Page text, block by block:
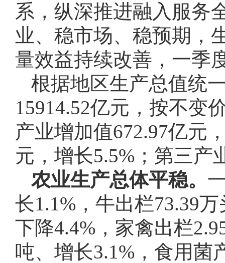
系，纵深推进融入服务
业、稳市场、稳预期，
量效益持续改善，一季
根据地区生产总值统
15914.52亿元，按不变
产业增加值672.97亿元
元，增长5.5%；第三产
农业生产总体平稳。
长1.1%，牛出栏73.39
下降4.4%，家禽出栏
吨、增长3.1%，食用菌